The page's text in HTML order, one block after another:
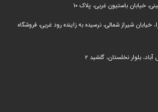
خیابان باستیون غربی، پلاک ١٠
خیابان شیراز شمالی، نرسیده به زاینده رود غربی، فروشگاه
بلوار نخلستان، گلشید ۲